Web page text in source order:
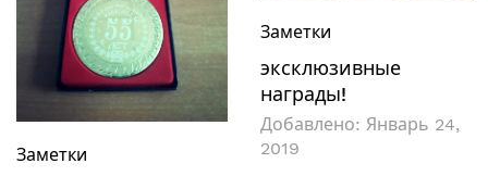
Заметки
Заметки
эксклюзивные
награды!
Добавлено: Январь 24,
2019